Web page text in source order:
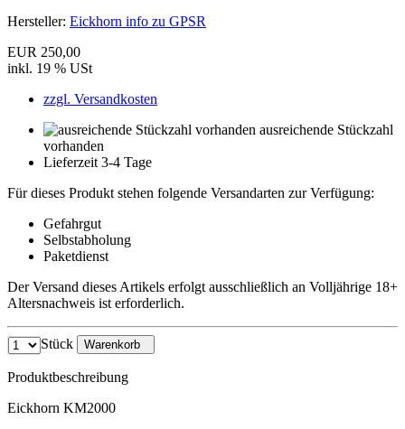
Hersteller: Eickhorn info zu GPSR
EUR 250,00
inkl. 19 % USt
zzgl. Versandkosten
ausreichende Stückzahl
vorhanden
Lieferzeit 3-4 Tage
Für dieses Produkt stehen folgende Versandarten zur Verfügung:
Gefahrgut
Selbstabholung
Paketdienst
Der Versand dieses Artikels erfolgt ausschließlich an Volljährige 18+
Altersnachweis ist erforderlich.
Stück Warenkorb
Produktbeschreibung
Eickhorn KM2000